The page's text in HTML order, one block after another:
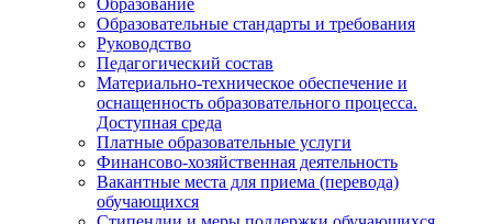
Образование
Образовательные стандарты и требования
Руководство
Педагогический состав
Материально-техническое обеспечение и
оснащенность образовательного процесса.
Доступная среда
Платные образовательные услуги
Финансово-хозяйственная деятельность
Вакантные места для приема (перевода)
обучающихся